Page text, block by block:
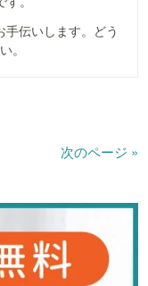
伝いします。どう
。
次のページ »